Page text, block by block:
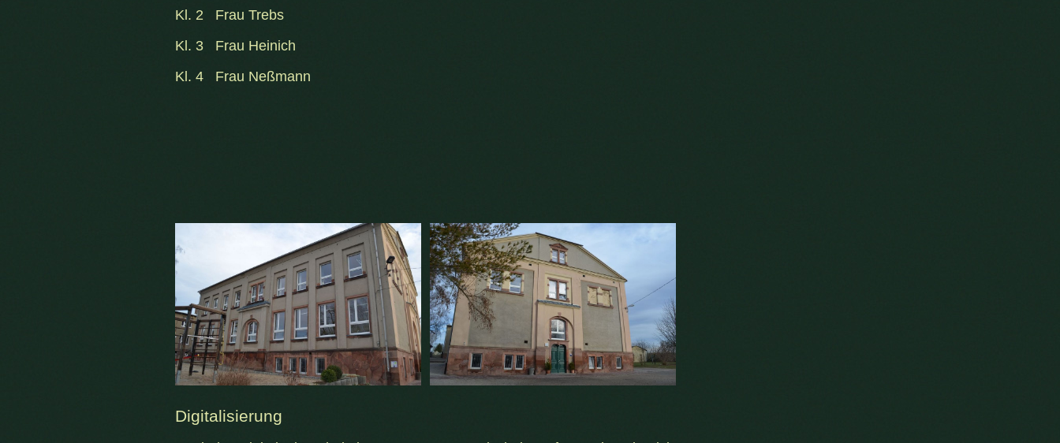
Kl. 2 Frau Trebs
Kl. 3 Frau Heinich
Kl. 4 Frau Neßmann
Digitalisierung